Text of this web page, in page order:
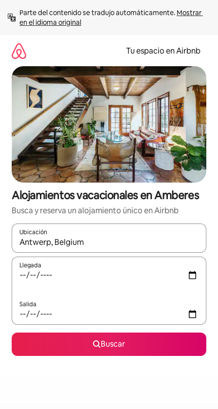
contenido
Parte del contenido se tradujo automáticamente. Mostrar
en el idioma original
Tu espacio en Airbnb
Alojamientos vacacionales en Amberes
Busca y reserva un alojamiento único en Airbnb
Ubicación
Cuando los resultados estén disponibles, podrás navegar
Llegada
Salida
Buscar